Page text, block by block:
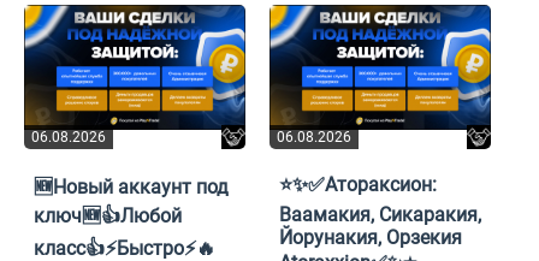
06.08.2026
🆕Новый аккаунт под
ключ🆕👍Любой
класс👍⚡Быстро⚡🔥
06.08.2026
⭐✨✅Атораксион:
Ваамакия, Сикаракия,
Йорунакия, Орзекия